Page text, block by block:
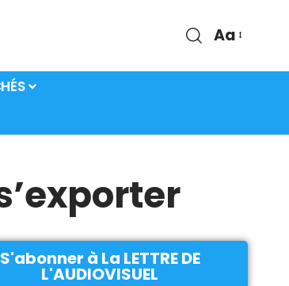
Aa
S'abonner à La LETTRE DE
L'AUDIOVISUEL